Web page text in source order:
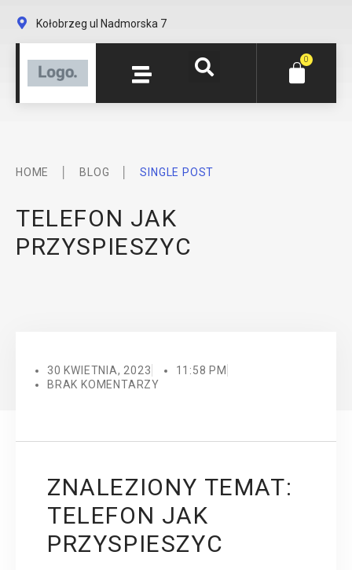
Kołobrzeg ul Nadmorska 7
0
HOME BLOG SINGLE POST
TELEFON JAK
PRZYSPIESZYC
30 KWIETNIA, 2023
11:58 PM
BRAK KOMENTARZY
ZNALEZIONY TEMAT:
TELEFON JAK
PRZYSPIESZYC